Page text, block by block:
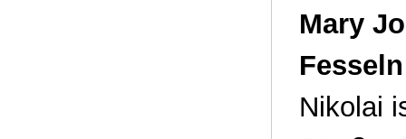
Mary
Nikolai